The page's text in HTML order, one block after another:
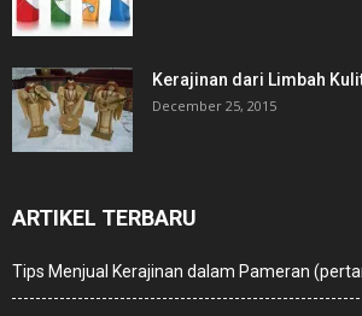
Kerajinan dari Limbah
December 25, 2015
ARTIKEL TERBARU
Tips Menjual Kerajinan dalam Pameran